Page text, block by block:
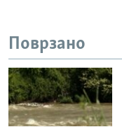
Поврзано